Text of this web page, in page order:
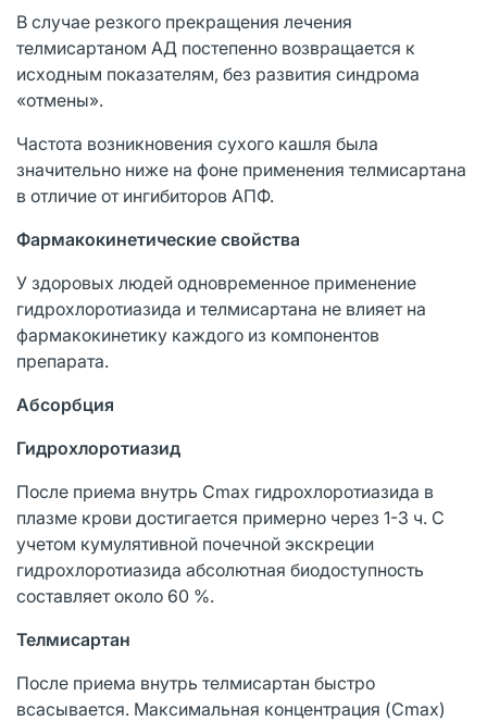
В случае резкого прекращения лечения
телмисартаном АД постепенно возвращается к
исходным показателям, без развития синдрома
«отмены».
Частота возникновения сухого кашля была
значительно ниже на фоне применения телмисартана
в отличие от ингибиторов АПФ.
Фармакокинетические свойства
У здоровых людей одновременное применение
гидрохлоротиазида и телмисартана не влияет на
фармакокинетику каждого из компонентов
препарата.
Абсорбция
Гидрохлоротиазид
После приема внутрь Cmax гидрохлоротиазида в
плазме крови достигается примерно через 1-3 ч. С
учетом кумулятивной почечной экскреции
гидрохлоротиазида абсолютная биодоступность
составляет около 60 %.
Телмисартан
После приема внутрь телмисартан быстро
всасывается. Максимальная концентрация (Cmax)